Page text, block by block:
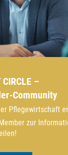
CIRCLE –
Community
Pflegewirtschaft
zur